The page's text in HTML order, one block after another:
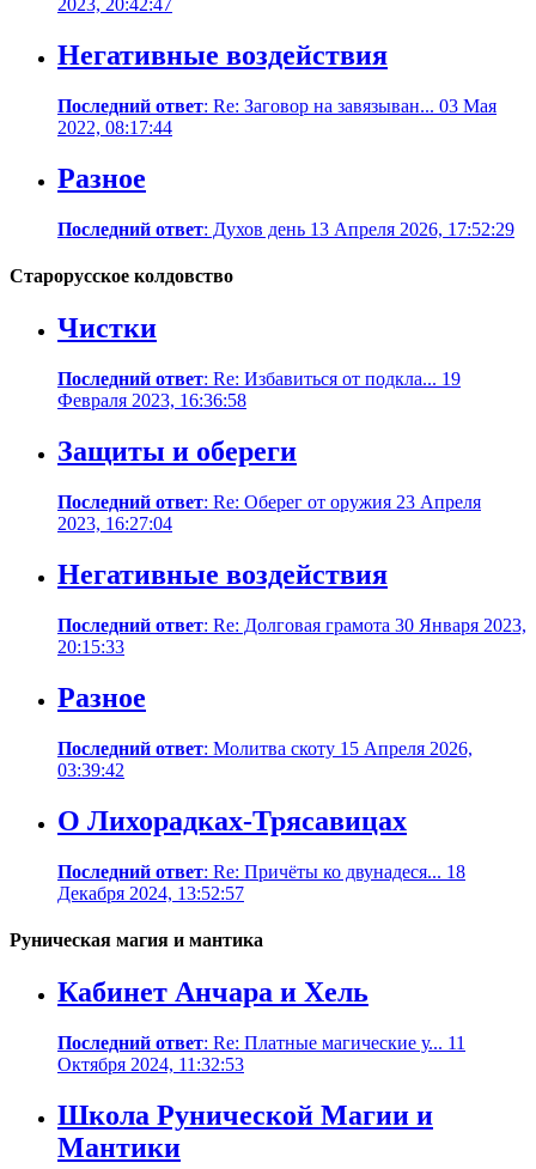
2023, 20:42:47
Негативные воздействия
Последний ответ: Re: Заговор на завязыван... 03 Мая
2022, 08:17:44
Разное
Последний ответ: Духов день 13 Апреля 2026, 17:52:29
Старорусское колдовство
Чистки
Последний ответ: Re: Избавиться от подкла... 19
Февраля 2023, 16:36:58
Защиты и обереги
Последний ответ: Re: Оберег от оружия 23 Апреля
2023, 16:27:04
Негативные воздействия
Последний ответ: Re: Долговая грамота 30 Января 2023,
20:15:33
Разное
Последний ответ: Молитва скоту 15 Апреля 2026,
03:39:42
О Лихорадках-Трясавицах
Последний ответ: Re: Причёты ко двунадеся... 18
Декабря 2024, 13:52:57
Руническая магия и мантика
Кабинет Анчара и Хель
Последний ответ: Re: Платные магические у... 11
Октября 2024, 11:32:53
Школа Рунической Магии и
Мантики